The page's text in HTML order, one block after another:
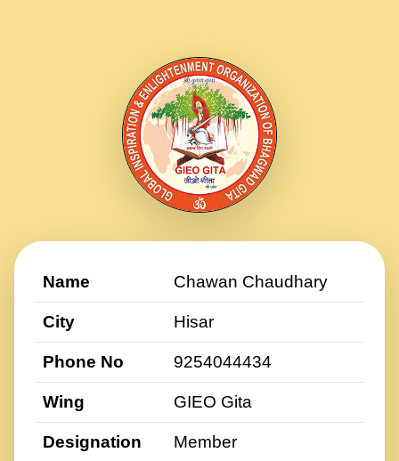
Name Chawan Chaudhary
City Hisar
Phone No 9254044434
Wing GIEO Gita
Designation Member